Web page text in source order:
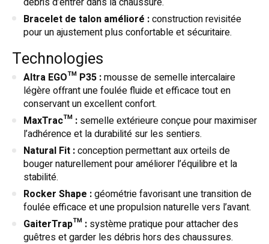
Bracelet de talon amélioré :construction revisitée
pour un ajustement plus confortable et sécuritaire.
Technologies
Altra EGO™ P35 :mousse de semelle intercalaire
légère offrant une foulée fluide et efficace tout en
conservant un excellent confort.
MaxTrac™ : semelle extérieure conçue pour maximiser
l’adhérence et la durabilité sur les sentiers.
Natural Fit :conception permettant aux orteils de
bouger naturellement pour améliorer l’équilibre et la
stabilité.
Rocker Shape :géométrie favorisant une transition de
foulée efficace et une propulsion naturelle vers l’avant.
GaiterTrap™ : système pratique pour attacher des
guêtres et garder les débris hors des chaussures.